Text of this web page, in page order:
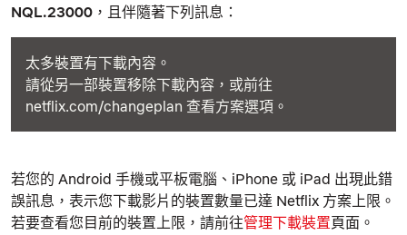
NQL.23000 ，且伴隨著下列訊息：
太多裝置有下載內容。
請從另一部裝置移除下載內容，或前往
netflix.com/changeplan 查看方案選項。
若您的 Android 手機或平板電腦、iPhone 或 iPad 出現此錯
誤訊息，表示您下載影片的裝置數量已達 Netflix 方案上限。
若要查看您目前的裝置上限，請前往管理下載裝置頁面。